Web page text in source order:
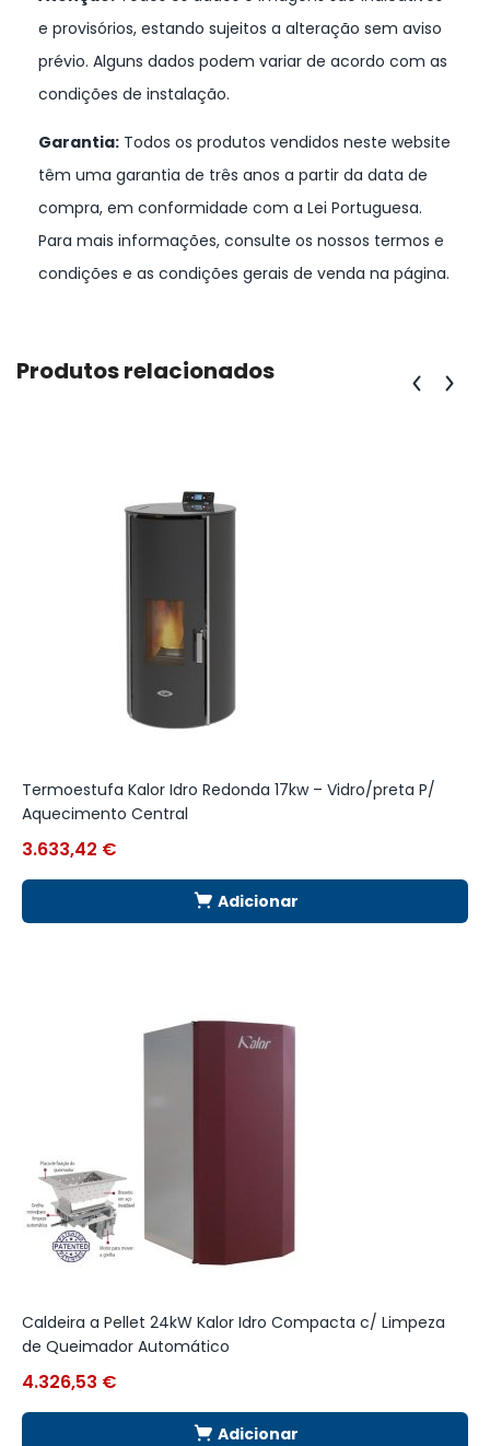
e provisórios, estando sujeitos a alteração sem aviso
prévio. Alguns dados podem variar de acordo com as
condições de instalação.
Garantia: Todos os produtos vendidos neste website
têm uma garantia de três anos a partir da data de
compra, em conformidade com a Lei Portuguesa.
Para mais informações, consulte os nossos termos e
condições e as condições gerais de venda na página.
Produtos relacionados
Termoestufa Kalor Idro Redonda 17kw – Vidro/preta P/
Aquecimento Central
3.633,42 €
Adicionar
Caldeira a Pellet 24kW Kalor Idro Compacta c/ Limpeza
de Queimador Automático
4.326,53 €
Adicionar